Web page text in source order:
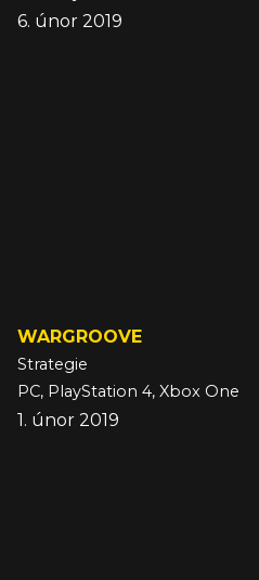
6. únor 2019
WARGROOVE
Strategie
PC, PlayStation 4, Xbox One
1. únor 2019